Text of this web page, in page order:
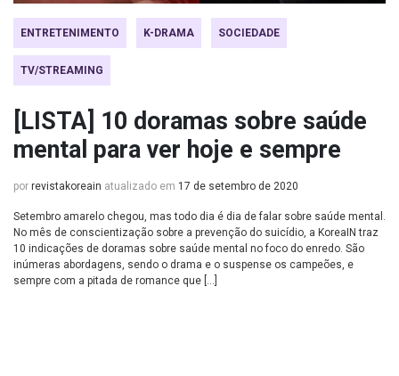
ENTRETENIMENTO K-DRAMA SOCIEDADE
TV/STREAMING
[LISTA] 10 doramas sobre saúde
mental para ver hoje e sempre
por revistakoreain atualizado em 17 de setembro de 2020
Setembro amarelo chegou, mas todo dia é dia de falar sobre saúde mental.
No mês de conscientização sobre a prevenção do suicídio, a KoreaIN traz
10 indicações de doramas sobre saúde mental no foco do enredo. São
inúmeras abordagens, sendo o drama e o suspense os campeões, e
sempre com a pitada de romance que […]